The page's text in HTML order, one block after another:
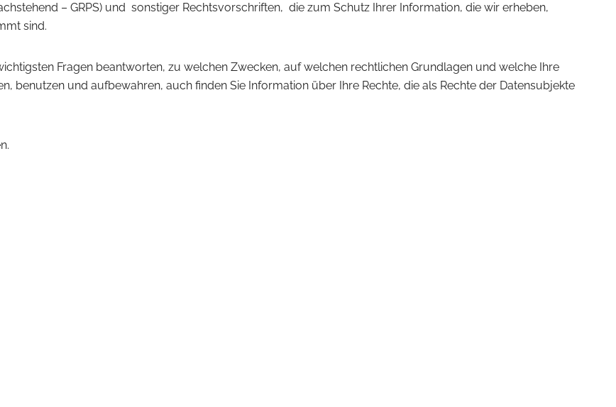
– GRPS) und sonstiger Rechtsvorschriften, die zum Schutz Ihrer Information, die wir erheben,
sind.
Fragen beantworten, zu welchen Zwecken, auf welchen rechtlichen Grundlagen und welche Ihre
benutzen und aufbewahren, auch finden Sie Information über Ihre Rechte, die als Rechte der Datensubjekte